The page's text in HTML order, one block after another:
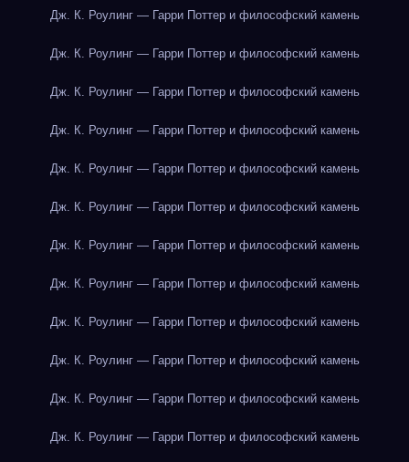
Дж. К. Роулинг — Гарри Поттер и философский камень
Дж. К. Роулинг — Гарри Поттер и философский камень
Дж. К. Роулинг — Гарри Поттер и философский камень
Дж. К. Роулинг — Гарри Поттер и философский камень
Дж. К. Роулинг — Гарри Поттер и философский камень
Дж. К. Роулинг — Гарри Поттер и философский камень
Дж. К. Роулинг — Гарри Поттер и философский камень
Дж. К. Роулинг — Гарри Поттер и философский камень
Дж. К. Роулинг — Гарри Поттер и философский камень
Дж. К. Роулинг — Гарри Поттер и философский камень
Дж. К. Роулинг — Гарри Поттер и философский камень
Дж. К. Роулинг — Гарри Поттер и философский камень